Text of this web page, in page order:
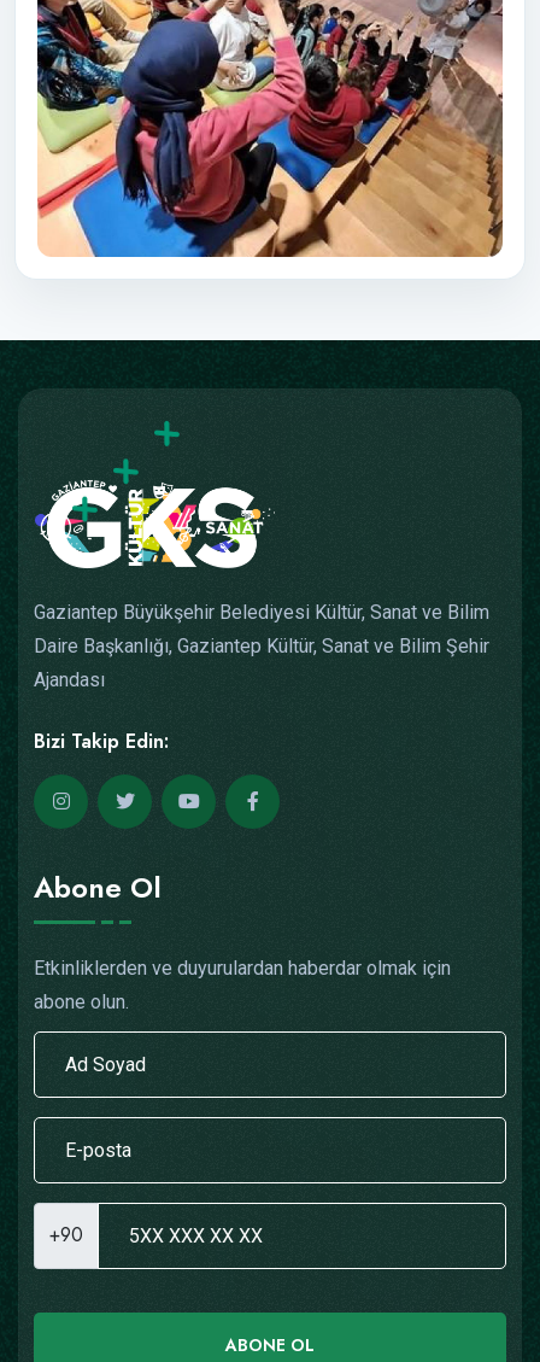
Gaziantep Büyükşehir Belediyesi Kültür, Sanat ve Bilim
Daire Başkanlığı, Gaziantep Kültür, Sanat ve Bilim Şehir
Ajandası
Bizi Takip Edin:
Abone Ol
Etkinliklerden ve duyurulardan haberdar olmak için
abone olun.
+90
ABONE OL